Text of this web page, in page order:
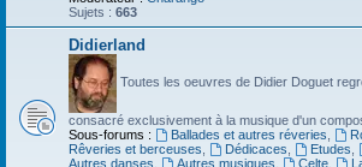
Sujets : 663
Didierland
Toutes les oeuvres de Didier Doguet
consacré exclusivement à la musique d'un
Sous-forums :
Ballades et autres réveries
Rêveries et berceuses
Dédicaces Etudes
Autres danses
Autres musiques Celte,